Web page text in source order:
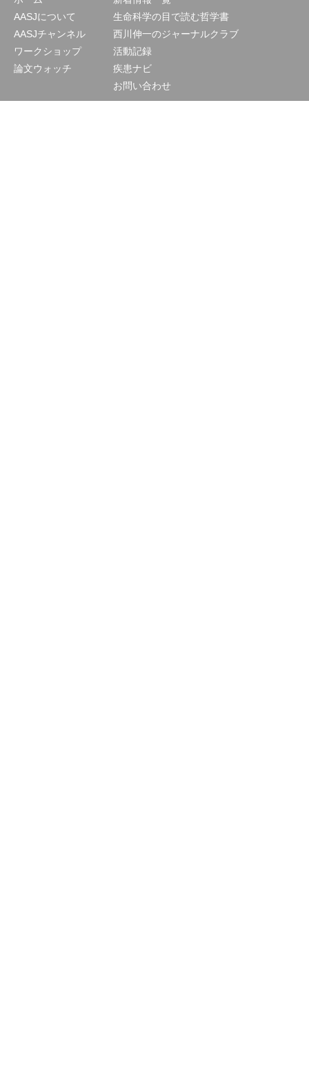
AASJについて
AASJチャンネル
ワークショップ
論文ウォッチ
生命科学の目で読む哲学書
西川伸一のジャーナルクラブ
活動記録
疾患ナビ
お問い合わせ